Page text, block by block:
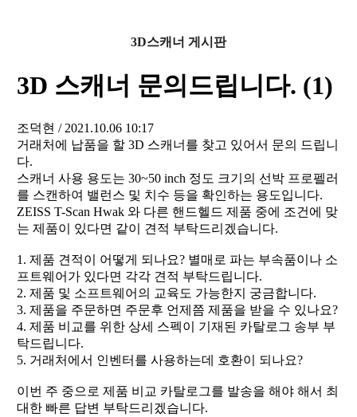
3D스캐너 게시판
3D 스캐너 문의드립니다. (1)
조덕현 / 2021.10.06 10:17
거래처에 납품을 할 3D 스캐너를 찾고 있어서 문의 드립니
다.
스캐너 사용 용도는 30~50 inch 정도 크기의 선박 프로펠러
를 스캔하여 밸런스 및 치수 등을 확인하는 용도입니다.
ZEISS T-Scan Hwak 와 다른 핸드헬드 제품 중에 조건에 맞
는 제품이 있다면 같이 견적 부탁드리겠습니다.
1. 제품 견적이 어떻게 되나요? 별매로 파는 부속품이나 소
프트웨어가 있다면 각각 견적 부탁드립니다.
2. 제품 및 소프트웨어의 교육도 가능한지 궁금합니다.
3. 제품을 주문하면 주문후 언제쯤 제품을 받을 수 있나요?
4. 제품 비교를 위한 상세 스펙이 기재된 카탈로그 송부 부
탁드립니다.
5. 거래처에서 인벤터를 사용하는데 호환이 되나요?
이번 주 중으로 제품 비교 카탈로그를 발송을 해야 해서 최
대한 빠른 답변 부탁드리겠습니다.